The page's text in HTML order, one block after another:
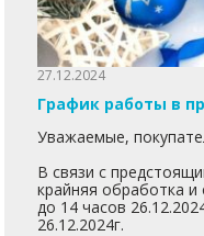
27.12.2024
График работы в
Уважаемые,
В связи с
крайняя обработка и
до 14 часов
26.12.2024г.